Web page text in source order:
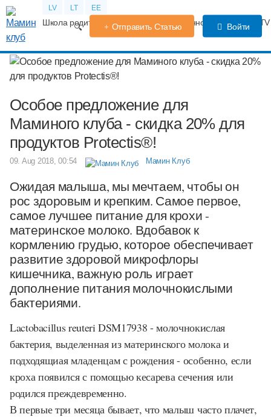
LV LT EE
Школа родителей Календарь беременности Форум
Отправить Статью Войти
Особое предложение для
Маминого клуба - скидка 20% для
продуктов Protectis®!
09. Aug 2018, 00:54 Мамин Клуб
Ожидая малыша, мы мечтаем, чтобы он
рос здоровым и крепким. Самое первое,
самое лучшее питание для крохи -
материнское молоко. Вдобавок к
кормлению грудью, которое обеспечивает
развитие здоровой микрофлоры
кишечника, важную роль играет
дополнение питания молочнокислыми
бактериями.
Lactobacillus reuteri DSM17938 - молочнокислая
бактерия, выделенная из материнского молока и
подходящиая младенцам с рождения - особенно, если
кроха появился с помощью кесарева сечения или
родился преждевременно.
В первые три месяца бывает, что малыш часто плачет,